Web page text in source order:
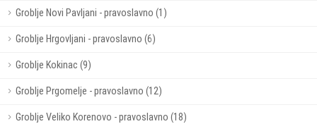
Groblje Novi Pavljani - pravoslavno (1)
Groblje Hrgovljani - pravoslavno (6)
Groblje Kokinac (9)
Groblje Prgomelje - pravoslavno (12)
Groblje Veliko Korenovo - pravoslavno (18)